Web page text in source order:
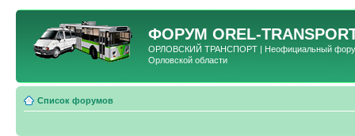
ФОРУМ OREL-
ОРЛОВСКИЙ ТРАНСПОРТ | Неофициальный форум
Орловской области
Список форумов